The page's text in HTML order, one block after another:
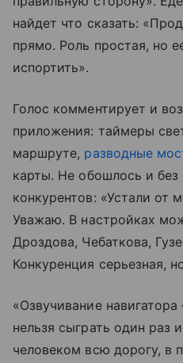
найдет что сказать:
прямо. Роль простая, но
испортить».
Голос комментирует и
приложения: таймеры
маршруте, разводные
карты. Не обошлось и
конкурентов: «Устали от
Уважаю. В настройках
Дроздова, Чебаткова,
Конкуренция серьезная,
«Озвучивание
нельзя сыграть один раз
человеком всю дорогу, в